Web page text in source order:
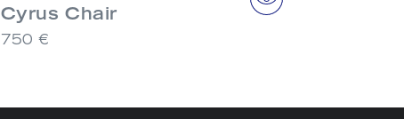
Cyrus Chair
750 €